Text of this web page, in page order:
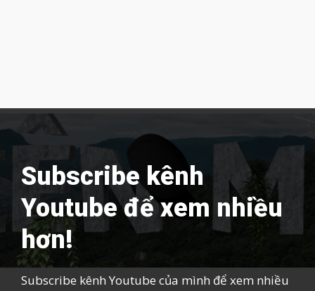
Subscribe kênh
Youtube để xem nhiều
hơn!
Subscribe kênh Youtube của mình để xem nhiều